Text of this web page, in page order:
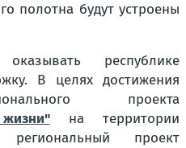
полотна будут устроены
республике
В целях достижения
проекта
на территории
региональный проект